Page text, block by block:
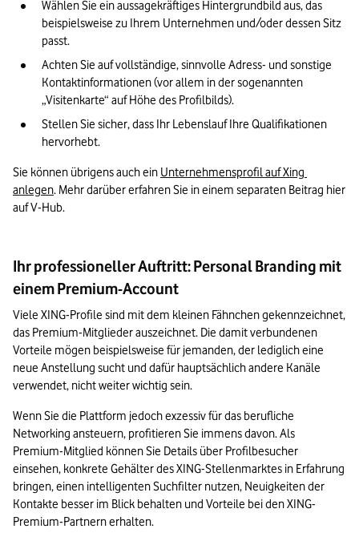
Wählen Sie ein aussagekräftiges Hintergrundbild aus, das
beispielsweise zu Ihrem Unternehmen und/oder dessen Sitz
passt.
Achten Sie auf vollständige, sinnvolle Adress- und sonstige
Kontaktinformationen (vor allem in der sogenannten
„Visitenkarte“ auf Höhe des Profilbilds).
Stellen Sie sicher, dass Ihr Lebenslauf Ihre Qualifikationen
hervorhebt.
Sie können übrigens auch ein Unternehmensprofil auf Xing
anlegen. Mehr darüber erfahren Sie in einem separaten Beitrag hier
auf V-Hub.
Ihr professioneller Auftritt: Personal Branding mit
einem Premium-Account
Viele XING-Profile sind mit dem kleinen Fähnchen gekennzeichnet,
das Premium-Mitglieder auszeichnet. Die damit verbundenen
Vorteile mögen beispielsweise für jemanden, der lediglich eine
neue Anstellung sucht und dafür hauptsächlich andere Kanäle
verwendet, nicht weiter wichtig sein.
Wenn Sie die Plattform jedoch exzessiv für das berufliche
Networking ansteuern, profitieren Sie immens davon. Als
Premium-Mitglied können Sie Details über Profilbesucher
einsehen, konkrete Gehälter des XING-Stellenmarktes in Erfahrung
bringen, einen intelligenten Suchfilter nutzen, Neuigkeiten der
Kontakte besser im Blick behalten und Vorteile bei den XING-
Premium-Partnern erhalten.